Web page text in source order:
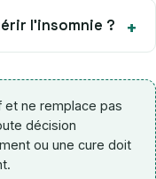
l’insomnie ?
ne remplace pas
décision
ou une cure doit